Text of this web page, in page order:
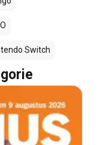
Switch